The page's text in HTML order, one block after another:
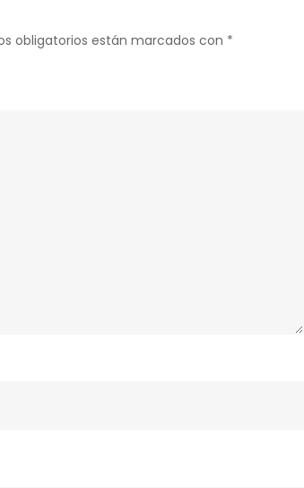
obligatorios están marcados con *